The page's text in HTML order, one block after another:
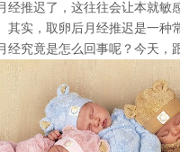
经推迟了，这往往会让本就敏
其实，取卵后月经推迟是一种
经究竟是怎么回事呢？今天，